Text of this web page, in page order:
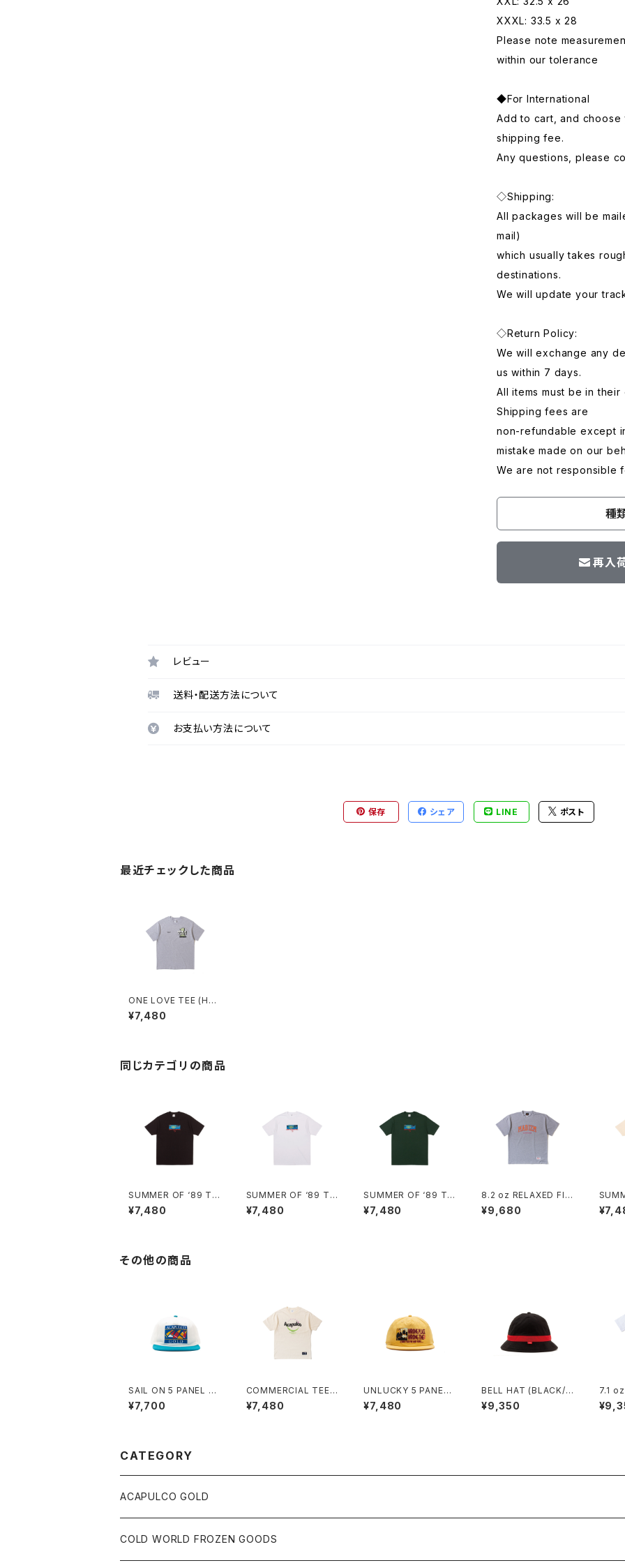
XXXL: 33.5 x 28
Please note
within our tolerance
◆For International
Add to cart, and
shipping fee.
Any questions, please
◇Shipping:
All packages will be
mail)
which usually takes
destinations.
We will update your
◇Return Policy:
We will exchange any
us within 7 days.
All items must be in
Shipping fees are
non-refundable except
mistake made on our
We are not responsible
種
再入
レビュー
送料・配送方法について
お支払い方法について
保存 シェア LINE ポスト
最近チェックした商品
ONE LOVE TEE (HEA
THER GREY)
¥7,480
同じカテゴリの商品
SUMMER OF ‘89 TE
E (BLACK)
¥7,480
SUMMER OF ‘89 TE
E (WHITE)
¥7,480
SUMMER OF ‘89 TE
E (FOREST)
¥7,480
8.2 oz RELAXED FIT
/ ALL WE DO TEE (H
EATHER GREY)
¥9,680
E
その他の商品
SAIL ON 5 PANEL S
NAPBACK CAP (CHA
RLOTTE/WHITE)
¥7,700
COMMERCIAL TEE
(CREAM)
¥7,480
UNLUCKY 5 PANEL
SNAPBACK (MUSTA
RD)
¥7,480
BELL HAT (BLACK/R
ED)
¥9,350
7.1
WIT
E)
CATEGORY
ACAPULCO GOLD
S/S TEE
COLD WORLD FROZEN GOODS